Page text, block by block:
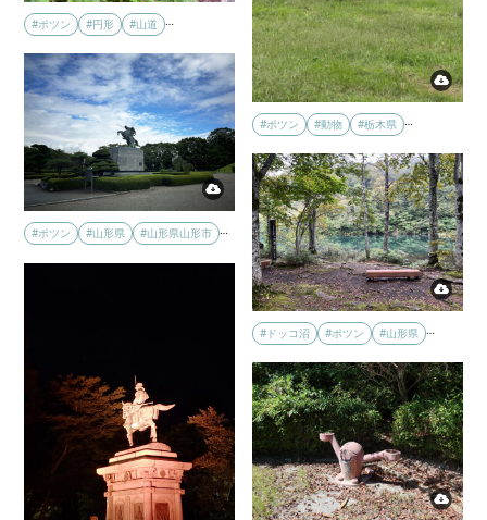
#ポツン #円形 #山道 …
#ポツン #動物 #栃木県 …
#ポツン #山形県 #山形県山形市 …
#ドッコ沼 #ポツン #山形県 …